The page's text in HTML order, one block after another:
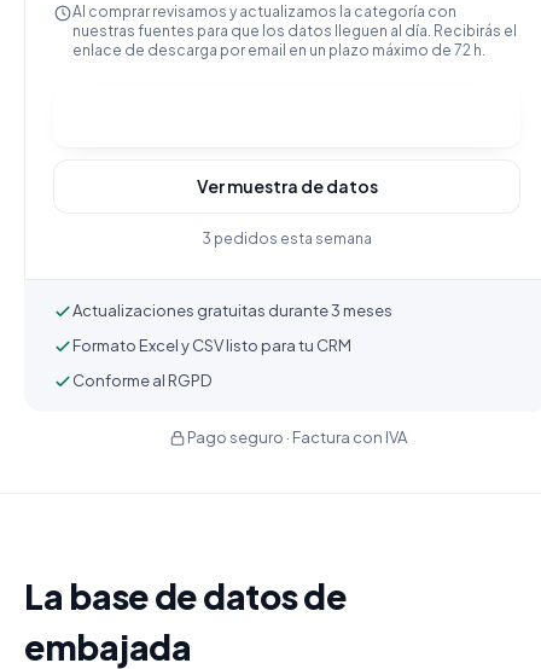
Al comprar revisamos y actualizamos la categoría con
nuestras fuentes para que los datos lleguen al día. Recibirás el
enlace de descarga por email en un plazo máximo de 72 h.
Ver muestra de datos
3 pedidos esta semana
Actualizaciones gratuitas durante 3 meses
Formato Excel y CSV listo para tu CRM
Conforme al RGPD
Pago seguro · Factura con IVA
La base de datos de
embajada